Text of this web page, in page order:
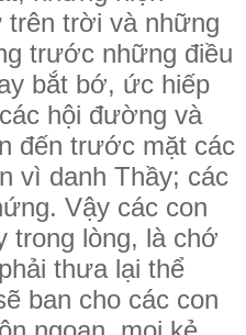
trời và những
trước những điều
bắt bớ, ức hiếp
hội đường và
đến trước mặt các
vì danh Thầy; các
Vậy các con
trong lòng, là chớ
thưa lại thể
ban cho các con